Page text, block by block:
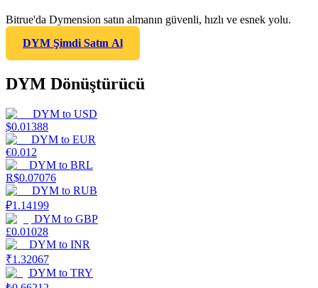
Bitrue'da Dymension satın almanın güvenli, hızlı ve esnek yolu.
DYM Şimdi Satın Al
DYM Dönüştürücü
DYM to USD
$0.01388
DYM to EUR
€0.012
DYM to BRL
R$0.07076
DYM to RUB
₽1.14199
DYM to GBP
£0.01028
DYM to INR
₹1.32067
DYM to TRY